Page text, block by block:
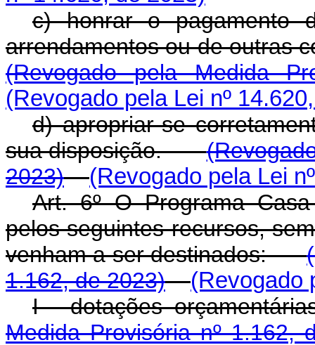
c) honrar o pagamento
arrendamentos ou de outras
(Revogado pela Medida
(Revogado pela Lei nº
d) apropriar-se
sua disposição.
2023)
(Revogado pela Lei
Art. 6º O Programa
pelos seguintes recursos,
venham a ser destinados:
1.162, de 2023)
(Revogado
I - dotações
Medida Provisória nº 1.162,